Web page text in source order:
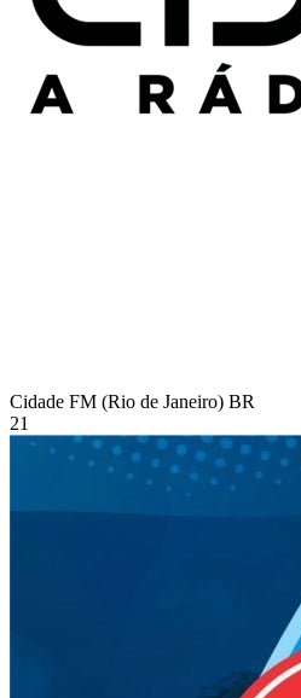
Cidade FM (Rio de Janeiro) BR
21